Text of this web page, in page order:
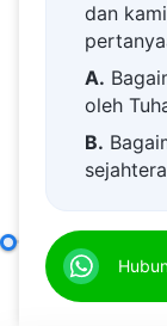
dipangkas,
Jika
terkadang
akal, atau
utuh karena
ada
tugasnya,
dan
A.
oleh
B.
D.
dekat
E.